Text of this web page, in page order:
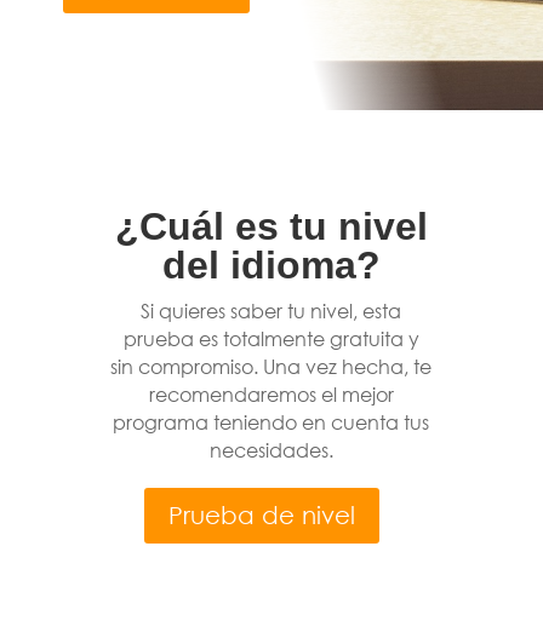
¿Cuál es tu nivel
del idioma?
Si quieres saber tu nivel, esta
prueba es totalmente gratuita y
sin compromiso. Una vez hecha, te
recomendaremos el mejor
programa teniendo en cuenta tus
necesidades.
Prueba de nivel